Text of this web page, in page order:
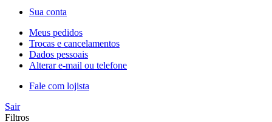
Sua conta
Meus pedidos
Trocas e cancelamentos
Dados pessoais
Alterar e-mail ou telefone
Fale com lojista
Sair
Filtros